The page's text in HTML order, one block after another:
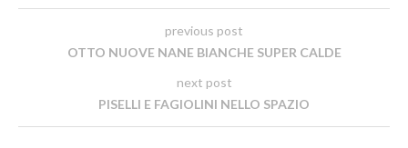
previous post
OTTO NUOVE NANE BIANCHE SUPER CALDE
next post
PISELLI E FAGIOLINI NELLO SPAZIO